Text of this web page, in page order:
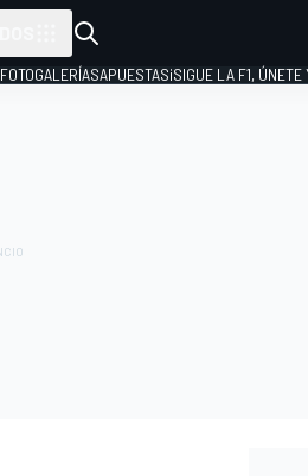
FOTOGALERÍASAPUESTAS¡SIGUE LA F1,